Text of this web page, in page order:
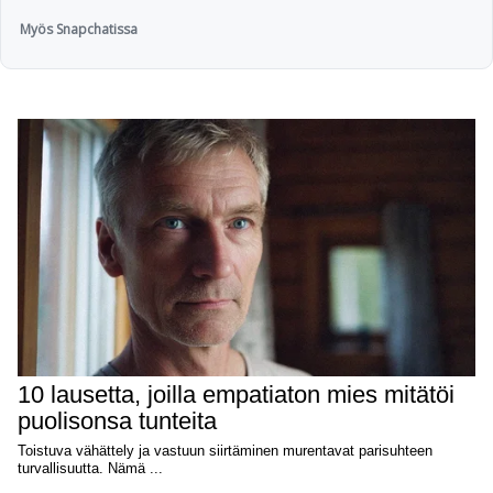
Myös Snapchatissa